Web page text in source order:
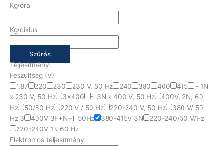
Kg/óra
Kg/ciklus
Szűrés
Teljesítmény:
Feszültség (V)
1,87
220 230 230 V, 50 Hz 240 380 400 415
~ 1N
x 230 V, 50 Hz
3x400 ~ 3N x 400 V, 50 Hz
400V, 2N, 60
Hz
50/60 Hz 220 V / 50 Hz 220-240 V, 50 Hz
380 V/ 50
Hz 3
400V 3F+N+T 50Hz 380-415V 3N
220-240/50 V/Hz
220-240V 1N 60 Hz
Elektromos teljesítmény